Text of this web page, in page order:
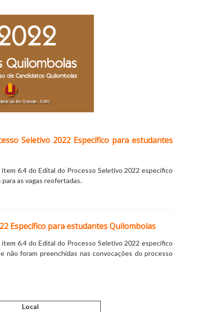
Seletivo 2022 Específico para estudantes
6.4 do Edital do Processo Seletivo 2022 específico
as vagas reofertadas.
Específico para estudantes Quilombolas
6.4 do Edital do Processo Seletivo 2022 específico
foram preenchidas nas convocações do processo
Local